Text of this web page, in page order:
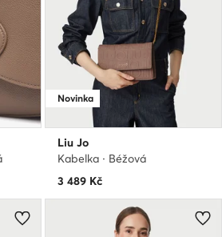
Novinka
Liu Jo
Kabelka · Béžová
3 489 Kč